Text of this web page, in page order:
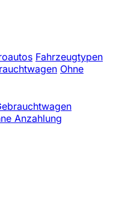
Fahrzeugtypen
Ohne
Anzahlung